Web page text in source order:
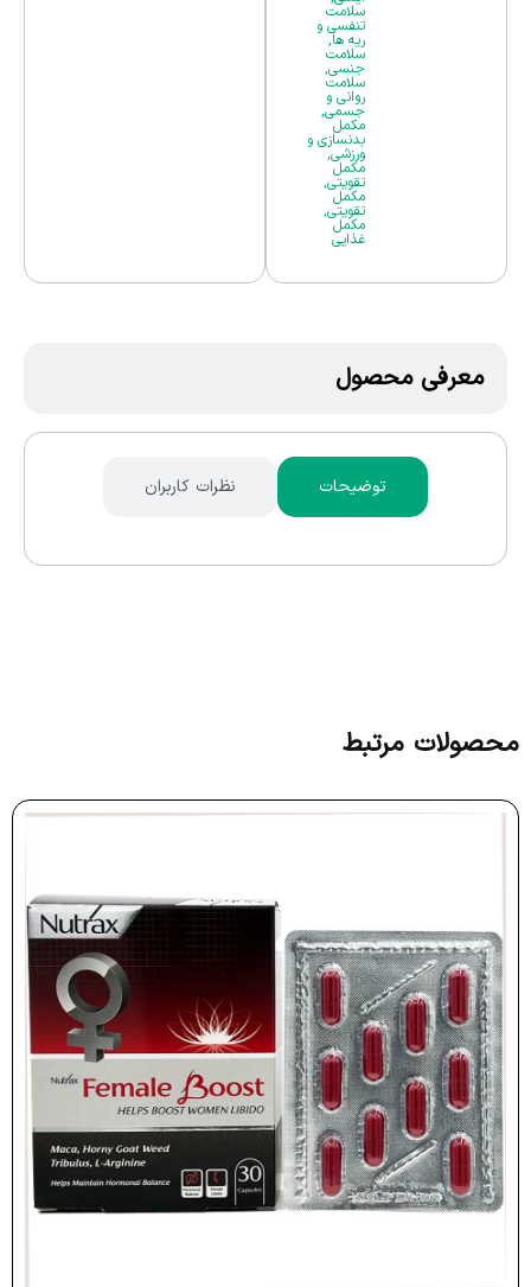
سلامت
تنفسی و
ریه ها,
سلامت
جنسی,
سلامت
روانی و
جسمی,
مکمل
بدنسازی و
ورزشی,
مکمل
تقویتی,
مکمل
تقویتی,
مکمل
غذایی
معرفی محصول
توضیحات نظرات کاربران
محصولات مرتبط